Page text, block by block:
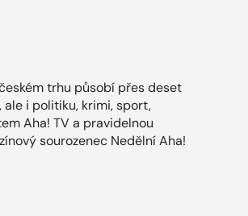
trhu působí přes deset
i politiku, krimi, sport,
Aha! TV a pravidelnou
sourozenec Nedělní Aha!